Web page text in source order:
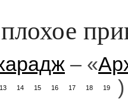
– «
13 14 15 16 17 18 19
)